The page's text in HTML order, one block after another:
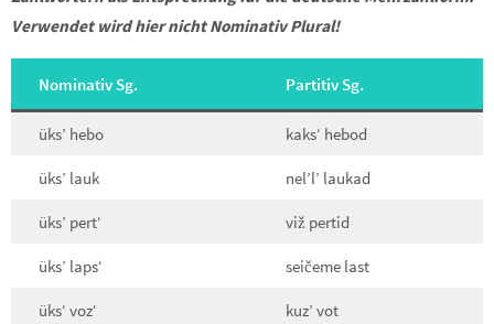
Verwendet wird hier nicht Nominativ Plural!
Nominativ Sg. Partitiv Sg.
üks’ hebo kaks‘ hebod
üks’ lauk nel’l’ laukad
üks’ pert‘ viž pertid
üks’ laps‘ seičeme last
üks‘ voz‘ kuz’ vot